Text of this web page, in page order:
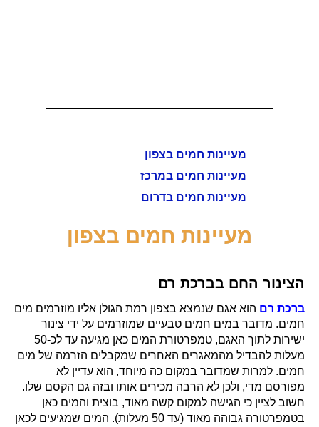
מעיינות חמים בצפון
מעיינות חמים במרכז
מעיינות חמים בדרום
מעיינות חמים בצפון
הצינור החם בברכת רם
ברכת רם הוא אגם שנמצא בצפון רמת הגולן אליו מוזרמים מים
חמים. מדובר במים חמים טבעיים שמוזרמים על ידי צינור
ישירות לתוך האגם, טמפרטורת המים כאן מגיעה עד לכ-50
מעלות להבדיל מהמאגרים האחרים שמקבלים הזרמה של מים
חמים. למרות שמדובר במקום כה מיוחד, הוא עדיין לא
מפורסם מדי, ולכן לא הרבה מכירים אותו ובזה גם הקסם שלו.
חשוב לציין כי הגישה למקום קשה מאוד, בוצית והמים כאן
בטמפרטורה גבוהה מאוד (עד 50 מעלות). המים שמגיעים לכאן